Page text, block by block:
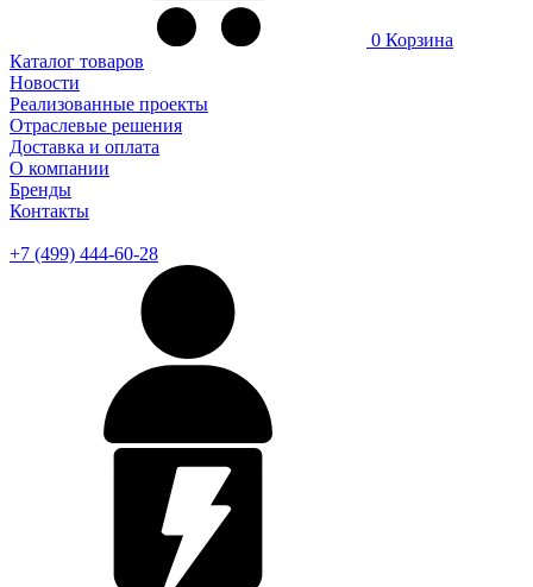
0 Корзина
Каталог товаров
Новости
Реализованные проекты
Отраслевые решения
Доставка и оплата
О компании
Бренды
Контакты
+7 (499) 444-60-28